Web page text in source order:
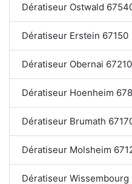
Dératiseur Ostwald
Dératiseur Erstein 67150
Dératiseur Obernai 67210
Dératiseur Hoenheim
Dératiseur Brumath
Dératiseur Molsheim
Dératiseur Wissembourg